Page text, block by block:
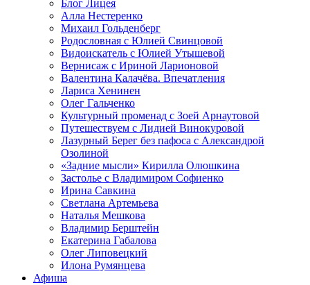
Блог Лицея
Алла Нестеренко
Михаил Гольденберг
Родословная с Юлией Свинцовой
Видоискатель с Юлией Утышевой
Вернисаж с Ириной Ларионовой
Валентина Калачёва. Впечатления
Лариса Хенинен
Олег Гальченко
Культурный променад с Зоей Арнаутовой
Путешествуем с Лидией Винокуровой
Лазурный Берег без пафоса с Александрой
Озолиной
«Задние мысли» Кирилла Олюшкина
Застолье с Владимиром Софиенко
Ирина Савкина
Светлана Артемьева
Наталья Мешкова
Владимир Берштейн
Екатерина Габалова
Олег Липовецкий
Илона Румянцева
Афиша